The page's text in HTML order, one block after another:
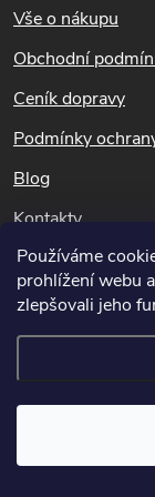
Používáme
prohlížení webu
zlepšovali jeho
p
a
Vše o nákupu
Obchodní
Ceník dopravy
Podmínky
Blog
Kontakty
Dotazy k
Vytvořil Shoptet